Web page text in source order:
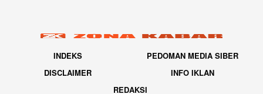
INDEKS
PEDOMAN MEDIA SIBER
DISCLAIMER
INFO IKLAN
REDAKSI